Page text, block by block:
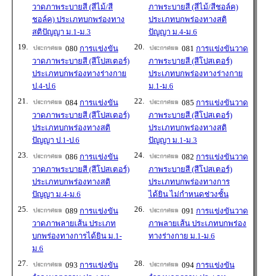
วาดภาพระบายสี (สีไม้/สี
ชอล์ค) ประเภทบกพร่องทาง
สติปัญญา ม.1-ม.3
ภาพระบายสี (สีไม้/สีชอล์ค)
ประเภทบกพร่องทางสติ
ปัญญา ม.4-ม.6
19.
080 การแข่งขัน
วาดภาพระบายสี (สีโปสเตอร์)
ประเภทบกพร่องทางร่างกาย
ป.4-ป.6
20. 081 การแข่งขันวาด
ภาพระบายสี (สีโปสเตอร์)
ประเภทบกพร่องทางร่างกาย
ม.1-ม.6
21.
084 การแข่งขัน
วาดภาพระบายสี (สีโปสเตอร์)
ประเภทบกพร่องทางสติ
ปัญญา ป.1-ป.6
22. 085 การแข่งขันวาด
ภาพระบายสี (สีโปสเตอร์)
ประเภทบกพร่องทางสติ
ปัญญา ม.1-ม.3
23.
086 การแข่งขัน
วาดภาพระบายสี (สีโปสเตอร์)
ประเภทบกพร่องทางสติ
ปัญญา ม.4-ม.6
24. 082 การแข่งขันวาด
ภาพระบายสี (สีโปสเตอร์)
ประเภทบกพร่องทางการ
ได้ยิน ไม่กำหนดช่วงชั้น
25.
089 การแข่งขัน
วาดภาพลายเส้น ประเภท
บกพร่องทางการได้ยิน ม.1-
ม.6
26. 091 การแข่งขันวาด
ภาพลายเส้น ประเภทบกพร่อง
ทางร่างกาย ม.1-ม.6
27. 093 การแข่งขัน
28. 094 การแข่งขัน